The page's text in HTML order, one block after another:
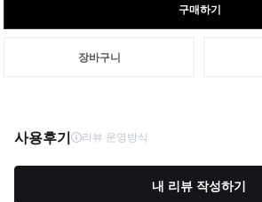
구매하기
장바구니